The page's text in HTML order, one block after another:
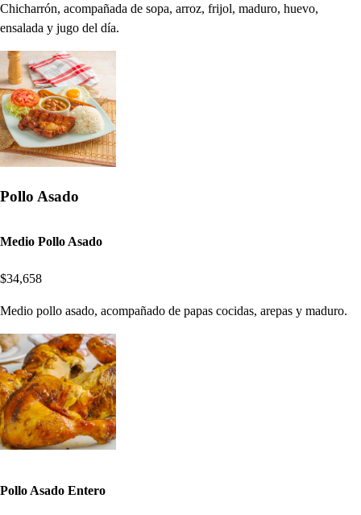
Chicharrón, acompañada de sopa, arroz, frijol, maduro, huevo,
ensalada y jugo del día.
Pollo Asado
Medio Pollo Asado
$34,658
Medio pollo asado, acompañado de papas cocidas, arepas y maduro.
Pollo Asado Entero